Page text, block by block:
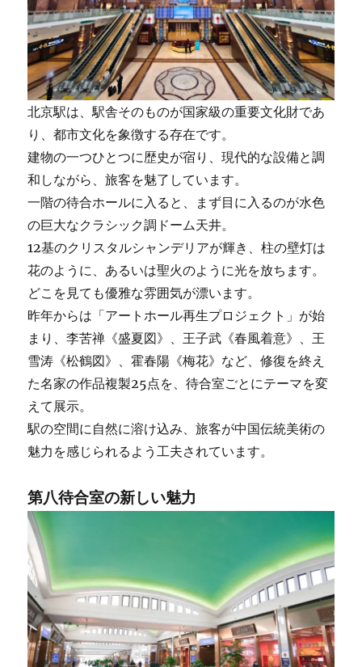
北京駅は、駅舎そのものが国家級の重要文化財であ
り、都市文化を象徴する存在です。
建物の一つひとつに歴史が宿り、現代的な設備と調
和しながら、旅客を魅了しています。
一階の待合ホールに入ると、まず目に入るのが水色
の巨大なクラシック調ドーム天井。
12基のクリスタルシャンデリアが輝き、柱の壁灯は
花のように、あるいは聖火のように光を放ちます。
どこを見ても優雅な雰囲気が漂います。
昨年からは「アートホール再生プロジェクト」が始
まり、李苦禅《盛夏図》、王子武《春風着意》、王
雪涛《松鶴図》、霍春陽《梅花》など、修復を終え
た名家の作品複製25点を、待合室ごとにテーマを変
えて展示。
駅の空間に自然に溶け込み、旅客が中国伝統美術の
魅力を感じられるよう工夫されています。
第八待合室の新しい魅力